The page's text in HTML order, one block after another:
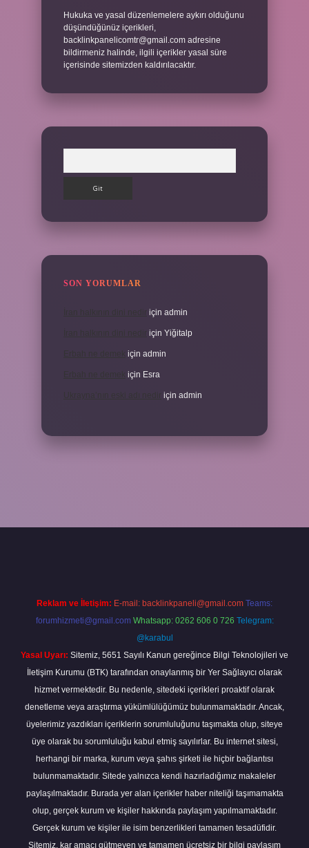
Hukuka ve yasal düzenlemelere aykırı olduğunu
düşündüğünüz içerikleri,
backlinkpanelicomtr@gmail.com adresine
bildirmeniz halinde, ilgili içerikler yasal süre
içerisinde sitemizden kaldırılacaktır.
SON YORUMLAR
için admin
için Yiğitalp
için admin
için Esra
için admin
Reklam ve İletişim: E-mail: backlinkpaneli@gmail.com Teams:
forumhizmeti@gmail.com Whatsapp: 0262 606 0 726 Telegram:
@karabul
Yasal Uyarı: Sitemiz, 5651 Sayılı Kanun gereğince Bilgi Teknolojileri ve
İletişim Kurumu (BTK) tarafından onaylanmış bir Yer Sağlayıcı olarak
hizmet vermektedir. Bu nedenle, sitedeki içerikleri proaktif olarak
denetleme veya araştırma yükümlülüğümüz bulunmamaktadır. Ancak,
üyelerimiz yazdıkları içeriklerin sorumluluğunu taşımakta olup, siteye
üye olarak bu sorumluluğu kabul etmiş sayılırlar. Bu internet sitesi,
herhangi bir marka, kurum veya şahıs şirketi ile hiçbir bağlantısı
bulunmamaktadır. Sitede yalnızca kendi hazırladığımız makaleler
paylaşılmaktadır. Burada yer alan içerikler haber niteliği taşımamakta
olup, gerçek kurum ve kişiler hakkında paylaşım yapılmamaktadır.
Gerçek kurum ve kişiler ile isim benzerlikleri tamamen tesadüfidir.
Sitemiz, kar amacı gütmeyen ve tamamen ücretsiz bir bilgi paylaşım